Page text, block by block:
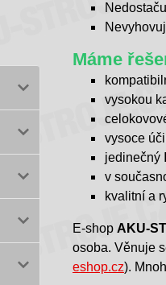
Máme
vysokou
vysoce
jedinečný
v
kvalitní a
E-shop AKU-
osoba. Věnuje
eshop.cz).